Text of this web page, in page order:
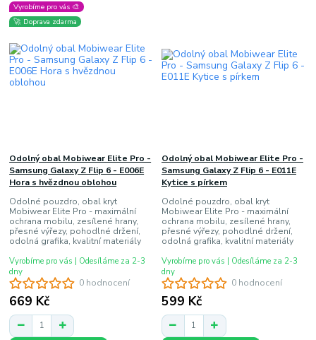
Vyrobíme pro vás 🎨
🚀 Doprava zdarma
0 hodnocení
Odolný obal Mobiwear Elite Pro -
Samsung Galaxy Z Flip 6 - E006E
Hora s hvězdnou oblohou
Odolné pouzdro, obal kryt
Mobiwear Elite Pro - maximální
ochrana mobilu, zesílené hrany,
přesné výřezy, pohodlné držení,
odolná grafika, kvalitní materiály
669 Kč
Vyrobíme pro vás | Odesíláme za 2-3
dny
0 hodnocení
Odolný obal Mobiwear Elite Pro -
Samsung Galaxy Z Flip 6 - E011E
Kytice s pírkem
Odolné pouzdro, obal kryt
Mobiwear Elite Pro - maximální
ochrana mobilu, zesílené hrany,
přesné výřezy, pohodlné držení,
odolná grafika, kvalitní materiály
599 Kč
Vyrobíme pro vás | Odesíláme za 2-3
dny